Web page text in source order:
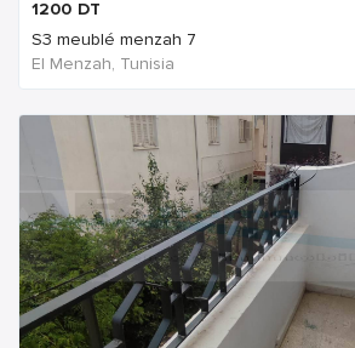
1200 DT
S3 meublé menzah 7
El Menzah, Tunisia